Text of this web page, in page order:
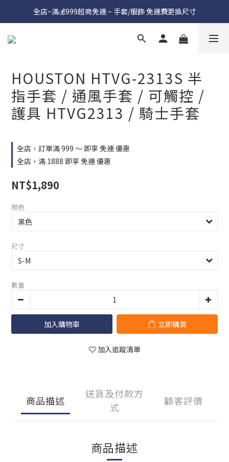
全店~滿💰999超商免運 ~ 手套/服飾 免運費更換尺寸
HOUSTON HTVG-2313S 半
指手套 / 通風手套 / 可觸控 /
護具 HTVG2313 / 騎士手套
全店，訂單滿 999 ～ 即享 免運 優惠
全店，滿 1888 即享 免運 優惠
NT$1,890
顏色
尺寸
數量
加入購物車 立即購買
加入追蹤清單
商品描述
送貨及付款方
式
顧客評價
商品描述